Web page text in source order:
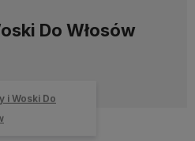
Do Włosów
i Woski Do